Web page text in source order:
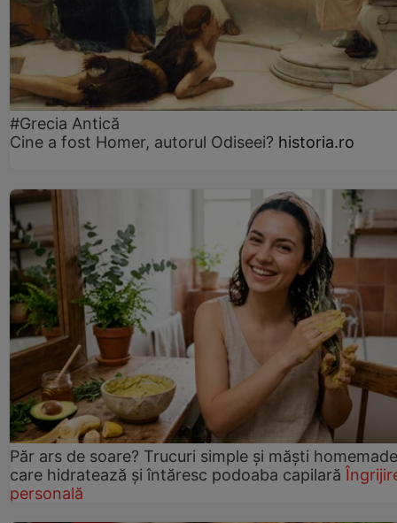
#Grecia Antică
Cine a fost Homer, autorul Odiseei? historia.ro
Păr ars de soare? Trucuri simple și măști homemade
care hidratează și întăresc podoaba capilară
personală